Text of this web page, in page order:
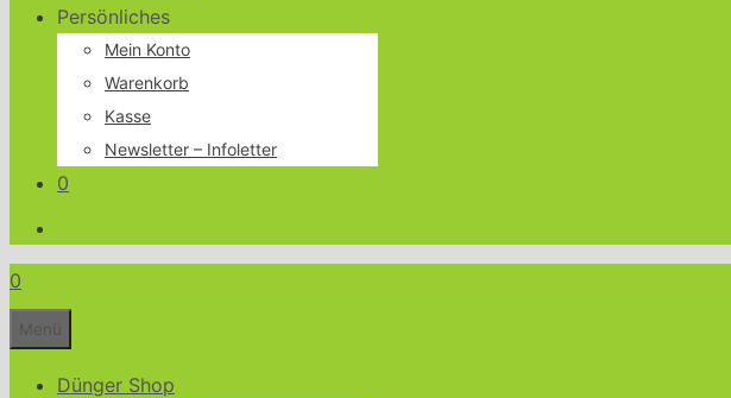
Persönliches
Mein Konto
Warenkorb
Kasse
Newsletter – Infoletter
0
0
Dünger Shop